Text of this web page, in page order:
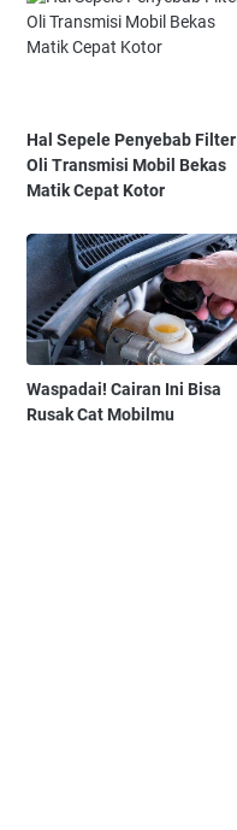
Hal Sepele Penyebab Filter
Oli Transmisi Mobil Bekas
Matik Cepat Kotor
Waspadai! Cairan Ini Bisa
Rusak Cat Mobilmu